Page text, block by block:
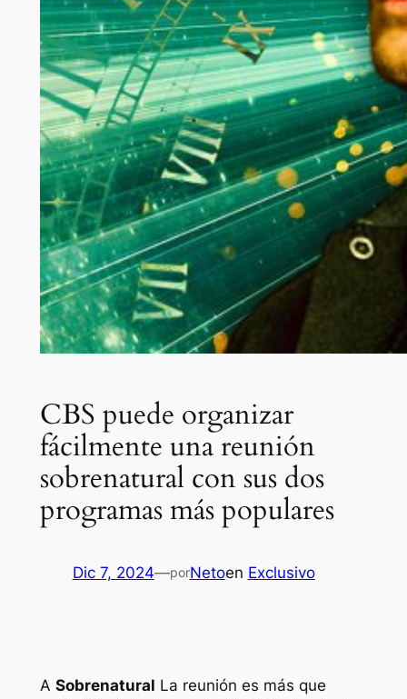
CBS puede organizar
fácilmente una reunión
sobrenatural con sus dos
programas más populares
Dic 7, 2024—porNetoen Exclusivo
A Sobrenatural La reunión es más que